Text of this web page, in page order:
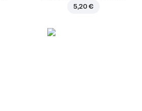
5,20 €